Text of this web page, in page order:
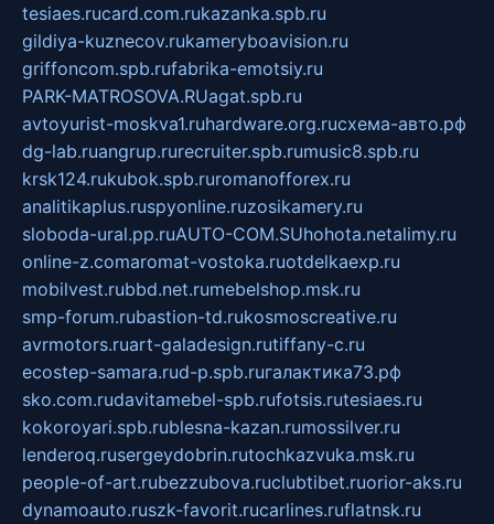
tesiaes.rucard.com.rukazanka.spb.ru
gildiya-kuznecov.rukameryboavision.ru
griffoncom.spb.rufabrika-emotsiy.ru
PARK-MATROSOVA.RUagat.spb.ru
avtoyurist-moskva1.ruhardware.org.ruсхема-авто.рф
dg-lab.ruangrup.rurecruiter.spb.rumusic8.spb.ru
krsk124.rukubok.spb.ruromanofforex.ru
analitikaplus.ruspyonline.ruzosikamery.ru
sloboda-ural.pp.ruAUTO-COM.SUhohota.netalimy.ru
online-z.comaromat-vostoka.ruotdelkaexp.ru
mobilvest.rubbd.net.rumebelshop.msk.ru
smp-forum.rubastion-td.rukosmoscreative.ru
avrmotors.ruart-galadesign.rutiffany-c.ru
ecostep-samara.rud-p.spb.ruгалактика73.рф
sko.com.rudavitamebel-spb.rufotsis.rutesiaes.ru
kokoroyari.spb.rublesna-kazan.rumossilver.ru
lenderoq.rusergeydobrin.rutochkazvuka.msk.ru
people-of-art.rubezzubova.ruclubtibet.ruorior-aks.ru
dynamoauto.ruszk-favorit.rucarlines.ruflatnsk.ru